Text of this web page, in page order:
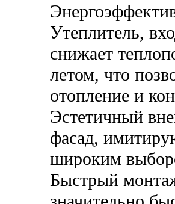
Утеплитель,
снижает
летом, что
отопление и
Эстетичный
фасад,
широким
Быстрый